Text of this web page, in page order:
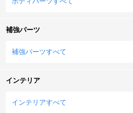
補強パーツ
補強パーツすべて
インテリア
インテリアすべて